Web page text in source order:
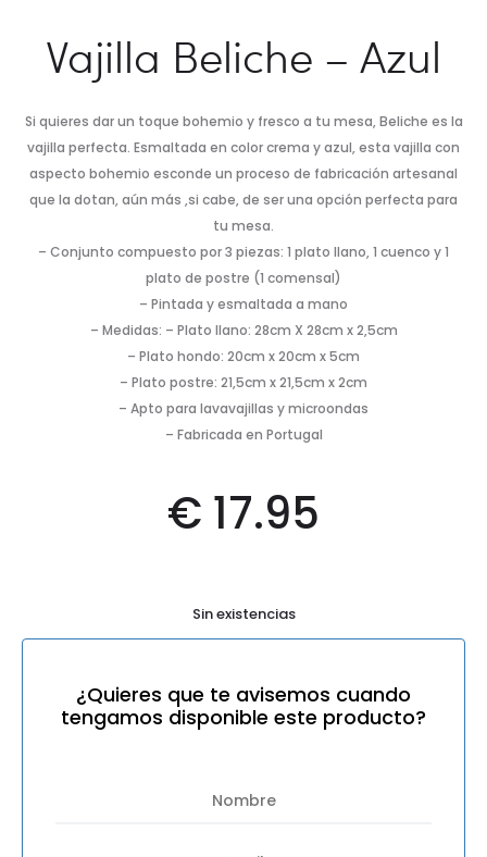
Vajilla Beliche – Azul
Si quieres dar un toque bohemio y fresco a tu mesa, Beliche es la
vajilla perfecta. Esmaltada en color crema y azul, esta vajilla con
aspecto bohemio esconde un proceso de fabricación artesanal
que la dotan, aún más ,si cabe, de ser una opción perfecta para
tu mesa.
– Conjunto compuesto por 3 piezas: 1 plato llano, 1 cuenco y 1
plato de postre (1 comensal)
– Pintada y esmaltada a mano
– Medidas: – Plato llano: 28cm X 28cm x 2,5cm
– Plato hondo: 20cm x 20cm x 5cm
– Plato postre: 21,5cm x 21,5cm x 2cm
– Apto para lavavajillas y microondas
– Fabricada en Portugal
€ 17.95
Sin existencias
¿Quieres que te avisemos cuando
tengamos disponible este producto?